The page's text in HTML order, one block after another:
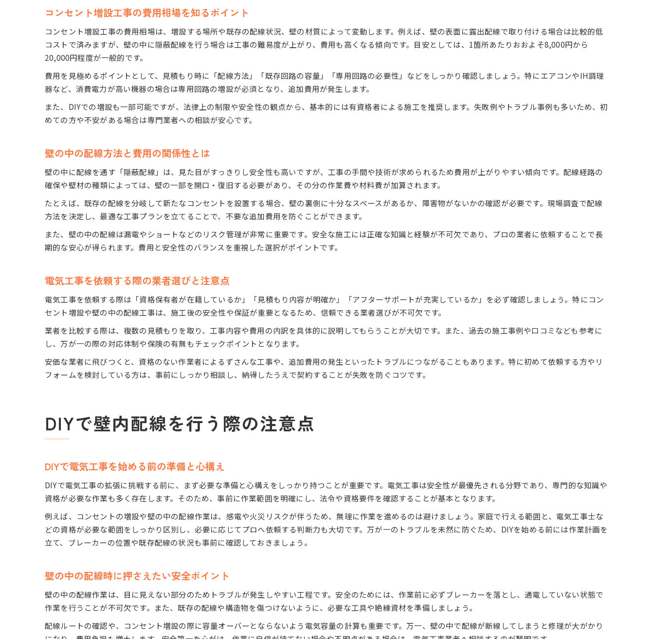
無資格工事のリスクと法規制を知る意義
電気工事を無資格で行う危険性とその背景
電気工事士資格取得のメリットと実務例
無資格工事が引き起こす可能性のあるトラブル
法的トラブルを防ぐための正しい手続き方法
コンセント増設工事の費用相場を知るポイント
コンセント増設工事の費用相場は、増設する場所や既存の配線状況、壁の材質によって変動します。例えば、壁の表面に露出配線で取り付ける場合は比較的低
コストで済みますが、壁の中に隠蔽配線を行う場合は工事の難易度が上がり、費用も高くなる傾向です。目安としては、1箇所あたりおおよそ8,000円から
20,000円程度が一般的です。
費用を見極めるポイントとして、見積もり時に「配線方法」「既存回路の容量」「専用回路の必要性」などをしっかり確認しましょう。特にエアコンやIH調理
器など、消費電力が高い機器の場合は専用回路の増設が必須となり、追加費用が発生します。
また、DIYでの増設も一部可能ですが、法律上の制限や安全性の観点から、基本的には有資格者による施工を推奨します。失敗例やトラブル事例も多いため、初
めての方や不安がある場合は専門業者への相談が安心です。
壁の中の配線方法と費用の関係性とは
壁の中に配線を通す「隠蔽配線」は、見た目がすっきりし安全性も高いですが、工事の手間や技術が求められるため費用が上がりやすい傾向です。配線経路の
確保や壁材の種類によっては、壁の一部を開口・復旧する必要があり、その分の作業費や材料費が加算されます。
たとえば、既存の配線を分岐して新たなコンセントを設置する場合、壁の裏側に十分なスペースがあるか、障害物がないかの確認が必要です。現場調査で配線
方法を決定し、最適な工事プランを立てることで、不要な追加費用を防ぐことができます。
また、壁の中の配線は漏電やショートなどのリスク管理が非常に重要です。安全な施工には正確な知識と経験が不可欠であり、プロの業者に依頼することで長
期的な安心が得られます。費用と安全性のバランスを重視した選択がポイントです。
電気工事を依頼する際の業者選びと注意点
電気工事を依頼する際は「資格保有者が在籍しているか」「見積もり内容が明確か」「アフターサポートが充実しているか」を必ず確認しましょう。特にコン
セント増設や壁の中の配線工事は、施工後の安全性や保証が重要となるため、信頼できる業者選びが不可欠です。
業者を比較する際は、複数の見積もりを取り、工事内容や費用の内訳を具体的に説明してもらうことが大切です。また、過去の施工事例や口コミなども参考に
し、万が一の際の対応体制や保険の有無もチェックポイントとなります。
安価な業者に飛びつくと、資格のない作業者によるずさんな工事や、追加費用の発生といったトラブルにつながることもあります。特に初めて依頼する方やリ
フォームを検討している方は、事前にしっかり相談し、納得したうえで契約することが失敗を防ぐコツです。
DIYで壁内配線を行う際の注意点
DIYで電気工事を始める前の準備と心構え
DIYで電気工事の拡張に挑戦する前に、まず必要な準備と心構えをしっかり持つことが重要です。電気工事は安全性が最優先される分野であり、専門的な知識や
資格が必要な作業も多く存在します。そのため、事前に作業範囲を明確にし、法令や資格要件を確認することが基本となります。
例えば、コンセントの増設や壁の中の配線作業は、感電や火災リスクが伴うため、無理に作業を進めるのは避けましょう。家庭で行える範囲と、電気工事士な
どの資格が必要な範囲をしっかり区別し、必要に応じてプロへ依頼する判断力も大切です。万が一のトラブルを未然に防ぐため、DIYを始める前には作業計画を
立て、ブレーカーの位置や既存配線の状況も事前に確認しておきましょう。
壁の中の配線時に押さえたい安全ポイント
壁の中の配線作業は、目に見えない部分のためトラブルが発生しやすい工程です。安全のためには、作業前に必ずブレーカーを落とし、通電していない状態で
作業を行うことが不可欠です。また、既存の配線や構造物を傷つけないように、必要な工具や絶縁資材を準備しましょう。
配線ルートの確認や、コンセント増設の際に容量オーバーとならないよう電気容量の計算も重要です。万一、壁の中で配線が断線してしまうと修理が大がかり